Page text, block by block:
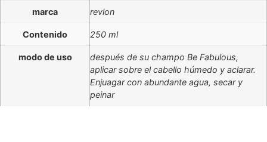
marca revlon
Contenido 250 ml
modo de uso
después de su champo Be Fabulous,
aplicar sobre el cabello húmedo y aclarar.
Enjuagar con abundante agua, secar y
peinar